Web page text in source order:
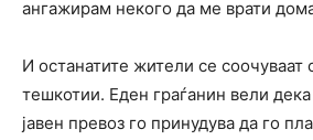
ангажирам некого да ме врати
И останатите жители се соочуваат
тешкотии. Еден граѓанин вели
јавен превоз го принудува да го